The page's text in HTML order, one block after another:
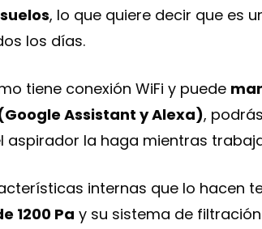
, lo que quiere decir que es
los días.
tiene conexión WiFi y puede
Assistant y Alexa),
aspirador la haga mientras
internas que lo hacen
1200 Pa y su sistema de